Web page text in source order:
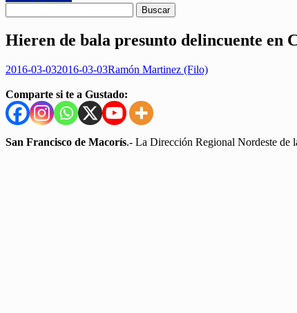
Hieren de bala presunto delincuente en
2016-03-032016-03-03Ramón Martinez (Filo)
Comparte si te a Gustado:
San Francisco de Macorís.- La Dirección Regional Nordeste de